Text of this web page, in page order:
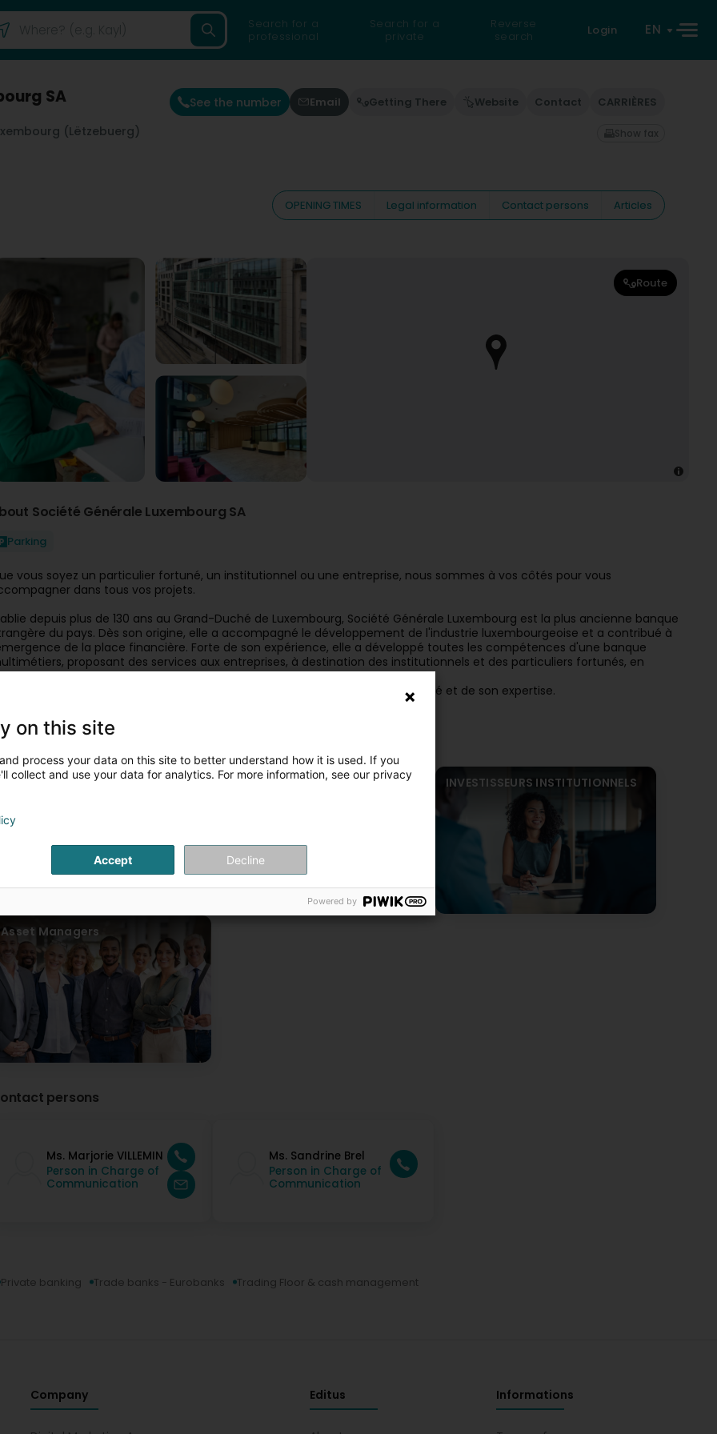
Search for a
professional
Search for a
private
Reverse
search
Login EN
SA
(Lëtzebuerg)
See the number Email Getting There Website Contact CARRIÈRES
Show fax
OPENING TIMES Legal information Contact persons Articles
Route
Société Générale Luxembourg SA
Parking
vous soyez un particulier fortuné, un institutionnel ou une entreprise, nous sommes à vos côtés pour vous
dans tous vos projets.
depuis plus de 130 ans au Grand-Duché de Luxembourg, Société Générale Luxembourg est la plus ancienne banque
du pays. Dès son origine, elle a accompagné le développement de l'industrie luxembourgeoise et a contribué à
de la place financière. Forte de son expérience, elle a développé toutes les compétences d'une banque
proposant des services aux entreprises, à destination des institutionnels et des particuliers fortunés, en
sur une salle des marchés active.
à 100% du groupe Société Générale, elle bénéficie également de sa solidité et de son expertise.
du siège
:
avenue Emilie Reuter L-2420 Luxembourg
INVESTISSEURS PRIVÉS INTERMÉDIAIRES FINANCIERS INVESTISSEURS INSTITUTIONNELS
Asset Managers
persons
Ms. Marjorie VILLEMIN
Person in Charge of
Communication
Ms. Sandrine Brel
Person in Charge of
Communication
Private banking Trade banks - Eurobanks Trading Floor & cash management
Company Editus Informations
on this site
process your data on this site to better understand how it is used. If you
collect and use your data for analytics. For more information, see our privacy
Accept Decline
Powered by